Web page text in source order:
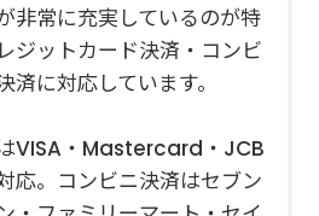
非常に充実しているのが特
ジットカード決済・コンビ
に対応しています。
VISA・Mastercard・JCB
応。コンビニ決済はセブン